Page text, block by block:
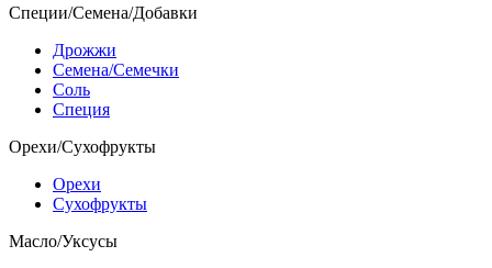
Специи/Семена/Добавки
Дрожжи
Семена/Семечки
Соль
Специя
Орехи/Сухофрукты
Орехи
Сухофрукты
Масло/Уксусы